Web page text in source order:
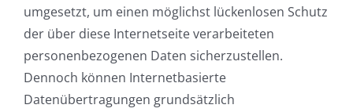
umgesetzt, um einen möglichst lückenlosen Schutz
der über diese Internetseite verarbeiteten
personenbezogenen Daten sicherzustellen.
Dennoch können Internetbasierte
Datenübertragungen grundsätzlich